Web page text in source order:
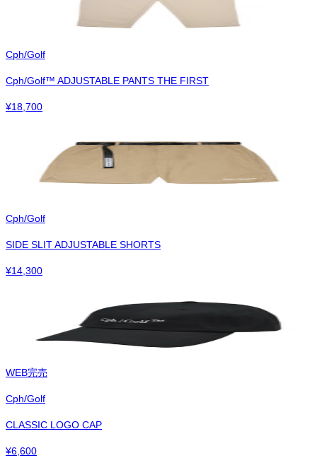
Cph/Golf
Cph/Golf™︎ ADJUSTABLE PANTS THE FIRST
¥18,700
Cph/Golf
SIDE SLIT ADJUSTABLE SHORTS
¥14,300
WEB完売
Cph/Golf
CLASSIC LOGO CAP
¥6,600